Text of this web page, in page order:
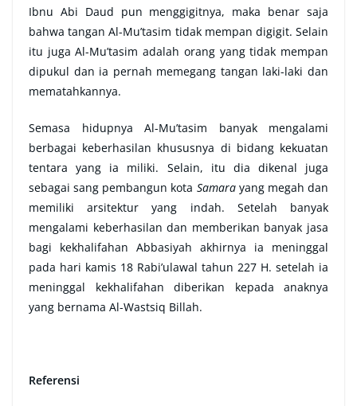
Ibnu Abi Daud pun menggigitnya, maka benar saja
bahwa tangan Al-Mu’tasim tidak mempan digigit. Selain
itu juga Al-Mu’tasim adalah orang yang tidak mempan
dipukul dan ia pernah memegang tangan laki-laki dan
mematahkannya.
Semasa hidupnya Al-Mu’tasim banyak mengalami
berbagai keberhasilan khususnya di bidang kekuatan
tentara yang ia miliki. Selain, itu dia dikenal juga
sebagai sang pembangun kota Samarayang megah dan
memiliki arsitektur yang indah. Setelah banyak
mengalami keberhasilan dan memberikan banyak jasa
bagi kekhalifahan Abbasiyah akhirnya ia meninggal
pada hari kamis 18 Rabi’ulawal tahun 227 H. setelah ia
meninggal kekhalifahan diberikan kepada anaknya
yang bernama Al-Wastsiq Billah.
Referensi